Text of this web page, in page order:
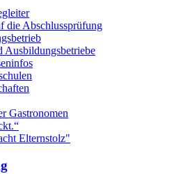
die Abschlussprüfung
Ausbildungsbetriebe
Gastronomen
Elternstolz"